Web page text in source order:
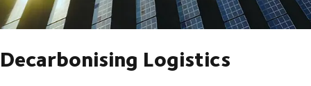
Decarbonising Logistics